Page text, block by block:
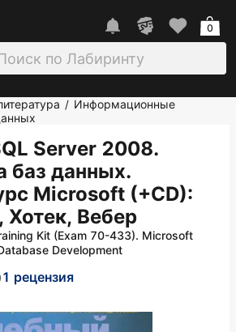
0
/ Информационные
Server 2008.
баз данных.
Microsoft (+CD):
Хотек, Вебер
Kit (Exam 70-433). Microsoft
Development
1 рецензия